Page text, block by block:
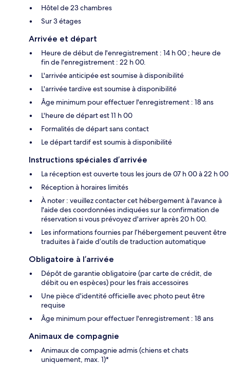
Hôtel de 23 chambres
Sur 3 étages
Arrivée et départ
Heure de début de l'enregistrement : 14 h 00 ; heure de
fin de l'enregistrement : 22 h 00.
L'arrivée anticipée est soumise à disponibilité
L'arrivée tardive est soumise à disponibilité
Âge minimum pour effectuer l'enregistrement : 18 ans
L'heure de départ est 11 h 00
Formalités de départ sans contact
Le départ tardif est soumis à disponibilité
Instructions spéciales d’arrivée
La réception est ouverte tous les jours de 07 h 00 à 22 h 00
Réception à horaires limités
À noter : veuillez contacter cet hébergement à l'avance à
l'aide des coordonnées indiquées sur la confirmation de
réservation si vous prévoyez d'arriver après 20 h 00.
Les informations fournies par l’hébergement peuvent être
traduites à l’aide d’outils de traduction automatique
Obligatoire à l’arrivée
Dépôt de garantie obligatoire (par carte de crédit, de
débit ou en espèces) pour les frais accessoires
Une pièce d'identité officielle avec photo peut être
requise
Âge minimum pour effectuer l'enregistrement : 18 ans
Animaux de compagnie
Animaux de compagnie admis (chiens et chats
uniquement, max. 1)*